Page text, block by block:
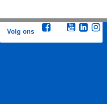
Volg ons